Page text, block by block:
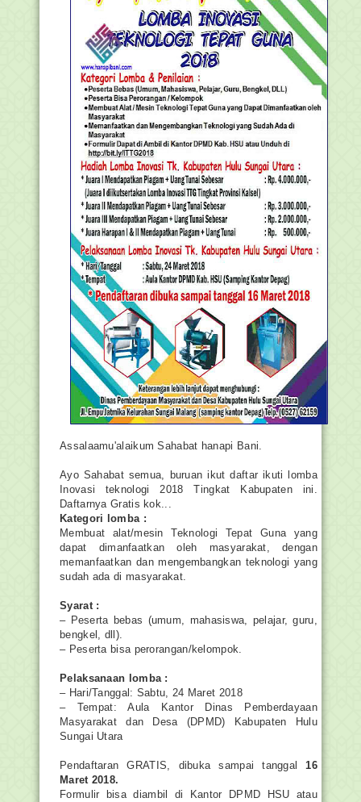
Assalaamu'alaikum Sahabat hanapi Bani.
Ayo Sahabat semua, buruan ikut daftar ikuti lomba
Inovasi teknologi 2018 Tingkat Kabupaten ini.
Daftarnya Gratis kok...
Kategori lomba :
Membuat alat/mesin Teknologi Tepat Guna yang
dapat dimanfaatkan oleh masyarakat, dengan
memanfaatkan dan mengembangkan teknologi yang
sudah ada di masyarakat.
Syarat :
– Peserta bebas (umum, mahasiswa, pelajar, guru,
bengkel, dll).
– Peserta bisa perorangan/kelompok.
Pelaksanaan lomba :
– Hari/Tanggal: Sabtu, 24 Maret 2018
– Tempat: Aula Kantor Dinas Pemberdayaan
Masyarakat dan Desa (DPMD) Kabupaten Hulu
Sungai Utara
Pendaftaran GRATIS, dibuka sampai tanggal16
Maret 2018.
Formulir bisa diambil di Kantor DPMD HSU atau